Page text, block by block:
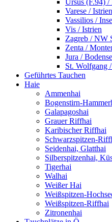
Varese / Istrien
Vassilios /
Vis / Istrien
Zagreb / NW
Zenta /
Jura /
St. Wolfgang
Geführtes Tauchen
Haie
Ammenhai
Bogenstirn-
Galapagoshai
Grauer Riffhai
Karibischer Riffhai
Schwarzspitzen-
Seidenhai, Glatthai
Silberspitzenhai,
Tigerhai
Walhai
Weißer Hai
Weißspitzen-
Weißspitzen-Riffhai
Zitronenhai